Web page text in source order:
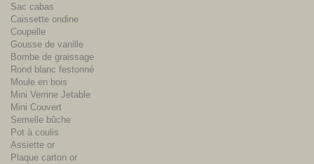
Sac cabas
Caissette ondine
Coupelle
Gousse de vanille
Bombe de graissage
Rond blanc festonné
Moule en bois
Mini Verrine Jetable
Mini Couvert
Semelle bûche
Pot à coulis
Assiette or
Plaque carton or